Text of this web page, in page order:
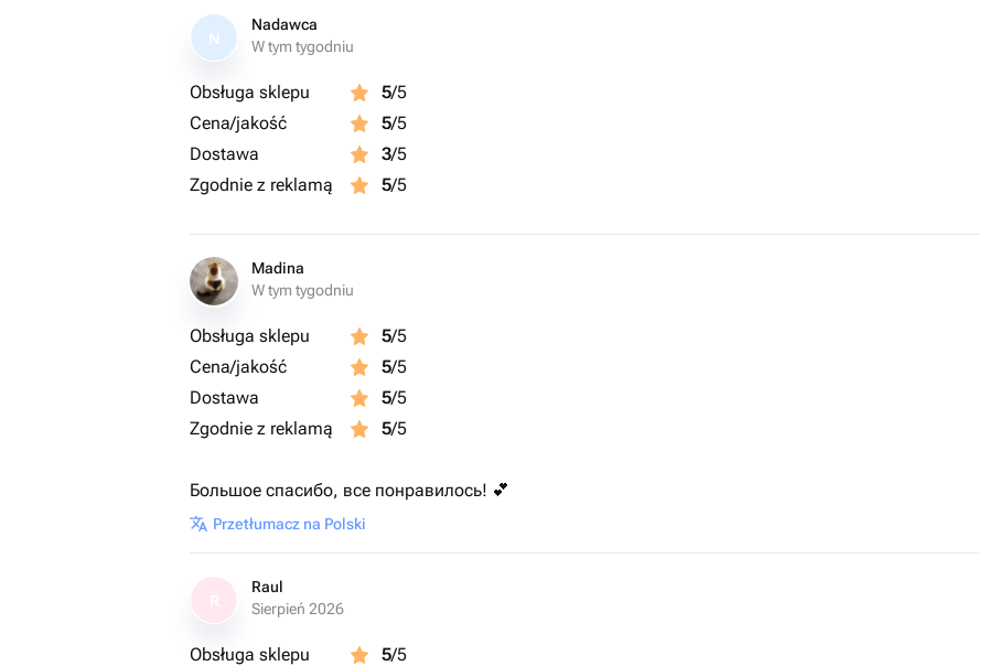
N
Nadawca
W tym tygodniu
Obsługa sklepu 5/5
Cena/jakość
5/5
Dostawa
3/5
Zgodnie z reklamą
5/5
Madina
W tym tygodniu
Obsługa sklepu 5/5
Cena/jakość
5/5
Dostawa
5/5
Zgodnie z reklamą
5/5
Большое спасибо, все понравилось! 💕
Przetłumacz na Polski
Raul
Sierpień 2026
Obsługa sklepu 5/5